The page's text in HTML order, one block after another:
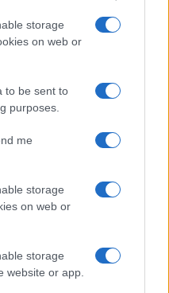
storage
on web or
to be sent to
purposes.
me
storage
on web or
storage
website or app.